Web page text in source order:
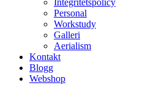
Integritetspolicy
Personal
Workstudy
Galleri
Aerialism
Kontakt
Blogg
Webshop